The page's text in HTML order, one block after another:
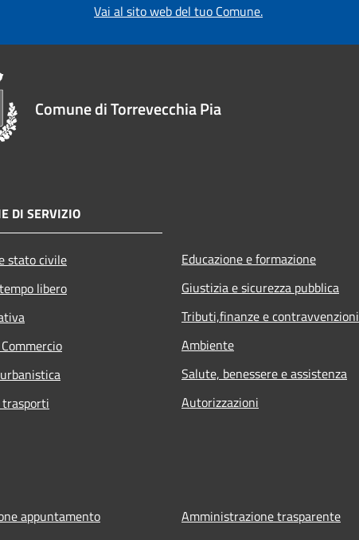
Vai al sito web del tuo Comune.
Comune di Torrevecchia Pia
DI SERVIZIO
stato civile
libero
Educazione e formazione
Giustizia e sicurezza pubblica
Tributi,finanze e contravvenzioni
Ambiente
Salute, benessere e assistenza
Autorizzazioni
appuntamento
Amministrazione trasparente